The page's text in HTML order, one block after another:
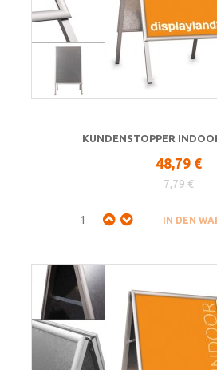
KUNDENSTOPPER
48,79 €
7,79 €